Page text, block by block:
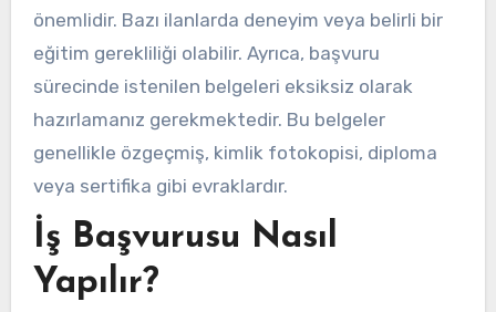
önemlidir. Bazı ilanlarda deneyim veya belirli bir
eğitim gerekliliği olabilir. Ayrıca, başvuru
sürecinde istenilen belgeleri eksiksiz olarak
hazırlamanız gerekmektedir. Bu belgeler
genellikle özgeçmiş, kimlik fotokopisi, diploma
veya sertifika gibi evraklardır.
İş Başvurusu Nasıl
Yapılır?